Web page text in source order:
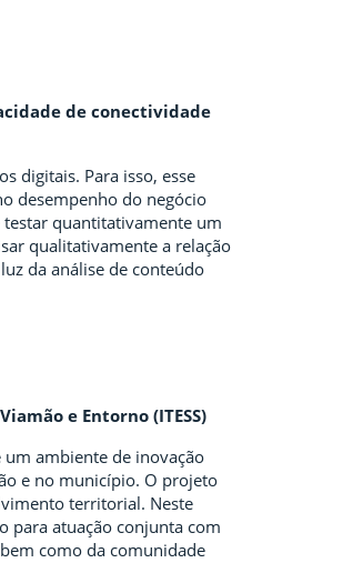
de conectividade
digitais. Para isso, esse
desempenho do negócio
testar quantitativamente um
qualitativamente a relação
da análise de conteúdo
e Entorno (ITESS)
um ambiente de inovação
e no município. O projeto
territorial. Neste
para atuação conjunta com
como da comunidade